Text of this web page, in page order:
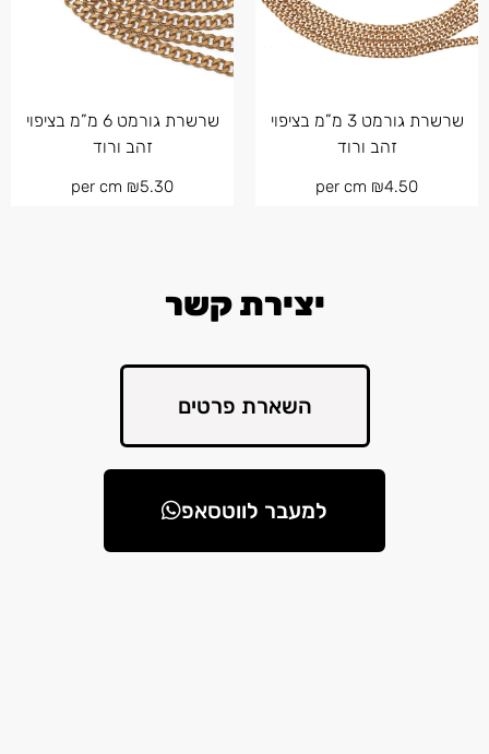
שרשרת גורמט 3 מ”מ בציפוי
זהב ורוד
₪4.50
שרשרת גורמט 6 מ”מ בציפוי
זהב ורוד
₪5.30
יצירת קשר
השארת פרטים
למעבר לווטסאפ